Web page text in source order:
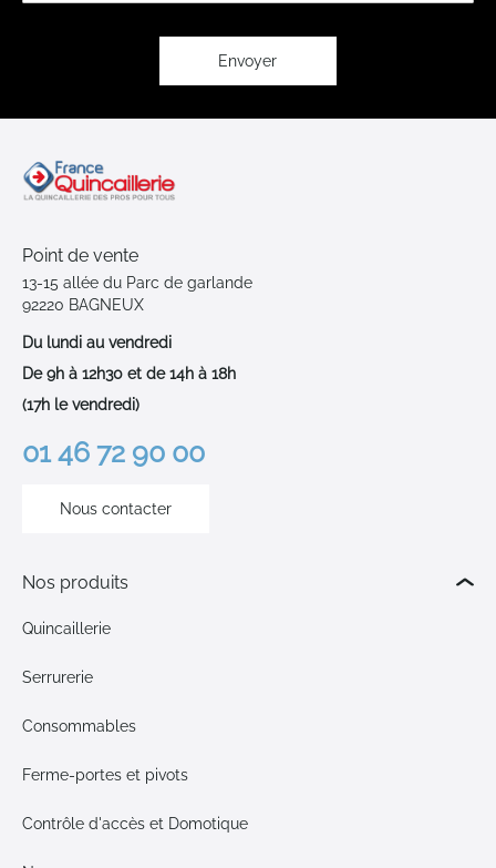
Envoyer
Point de vente
13-15 allée du Parc de garlande
92220 BAGNEUX
Du lundi au vendredi
De 9h à 12h30 et de 14h à 18h
(17h le vendredi)
01 46 72 90 00
Nous contacter
Nos produits
Quincaillerie
Serrurerie
Consommables
Ferme-portes et pivots
Contrôle d'accès et Domotique